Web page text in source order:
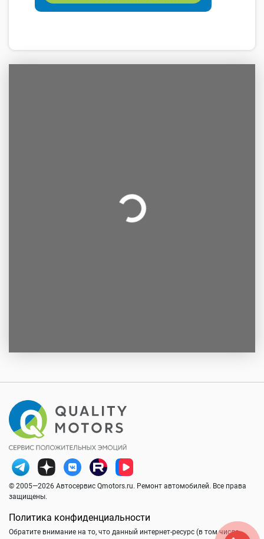
© 2005—2026 Автосервис Qmotors.ru. Ремонт автомобилей. Все права
защищены.
Политика конфиденциальности
Обратите внимание на то, что данный интернет-ресурс (в том числе